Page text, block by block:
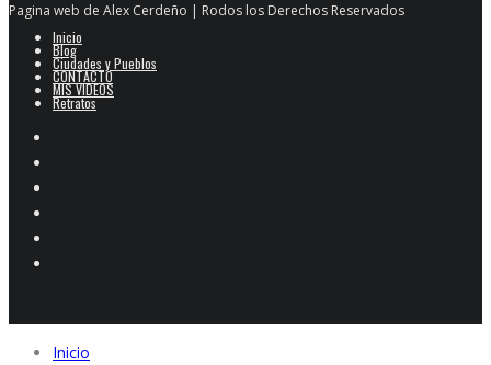
Pagina web de Alex Cerdeño | Rodos los Derechos Reservados
Inicio
Blog
Ciudades y Pueblos
CONTACTO
MIS VIDEOS
Retratos
Inicio